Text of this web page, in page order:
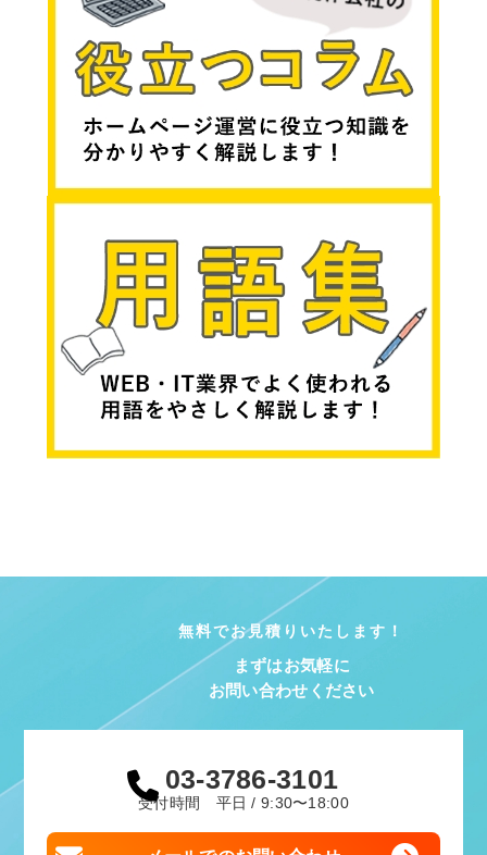
無料でお見積りいたします！
まずはお気軽に
お問い合わせください
03-3786-3101
受付時間 平日 / 9:30〜18:00